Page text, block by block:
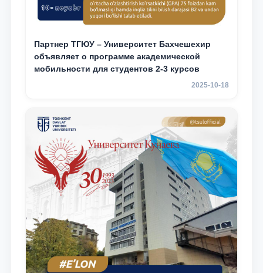
Партнер ТГЮУ – Университет Бахчешехир
объявляет о программе академической
мобильности для студентов 2-3 курсов
2025-10-18